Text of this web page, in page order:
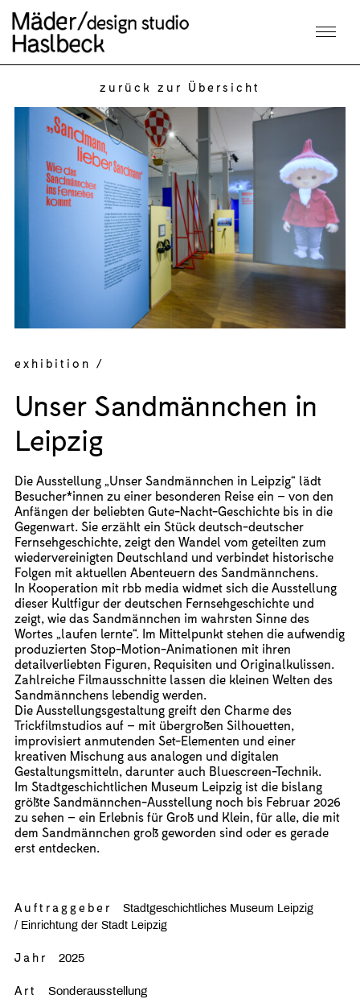
zurück zur Übersicht
exhibition /
Unser Sandmännchen in
Leipzig
Die Ausstellung „Unser Sandmännchen in Leipzig“ lädt
Besucher*innen zu einer besonderen Reise ein – von den
Anfängen der beliebten Gute-Nacht-Geschichte bis in die
Gegenwart. Sie erzählt ein Stück deutsch-deutscher
Fernsehgeschichte, zeigt den Wandel vom geteilten zum
wiedervereinigten Deutschland und verbindet historische
Folgen mit aktuellen Abenteuern des Sandmännchens.
In Kooperation mit rbb media widmet sich die Ausstellung
dieser Kultfigur der deutschen Fernsehgeschichte und
zeigt, wie das Sandmännchen im wahrsten Sinne des
Wortes „laufen lernte“. Im Mittelpunkt stehen die aufwendig
produzierten Stop-Motion-Animationen mit ihren
detailverliebten Figuren, Requisiten und Originalkulissen.
Zahlreiche Filmausschnitte lassen die kleinen Welten des
Sandmännchens lebendig werden.
Die Ausstellungsgestaltung greift den Charme des
Trickfilmstudios auf – mit übergroßen Silhouetten,
improvisiert anmutenden Set-Elementen und einer
kreativen Mischung aus analogen und digitalen
Gestaltungsmitteln, darunter auch Bluescreen-Technik.
Im Stadtgeschichtlichen Museum Leipzig ist die bislang
größte Sandmännchen-Ausstellung noch bis Februar 2026
zu sehen – ein Erlebnis für Groß und Klein, für alle, die mit
dem Sandmännchen groß geworden sind oder es gerade
erst entdecken.
Auftraggeber
Stadtgeschichtliches Museum Leipzig
/ Einrichtung der Stadt Leipzig
Jahr 2025
Art Sonderausstellung